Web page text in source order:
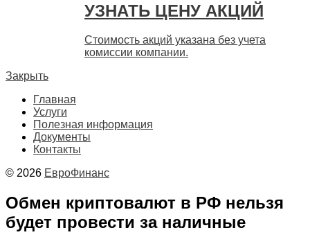
УЗНАТЬ ЦЕНУ АКЦИЙ
Стоимость акций указана без учета
комиссии компании.
Закрыть
Главная
Услуги
Полезная информация
Документы
Контакты
© 2026 ЕвроФинанс
Обмен криптовалют в РФ нельзя
будет провести за наличные